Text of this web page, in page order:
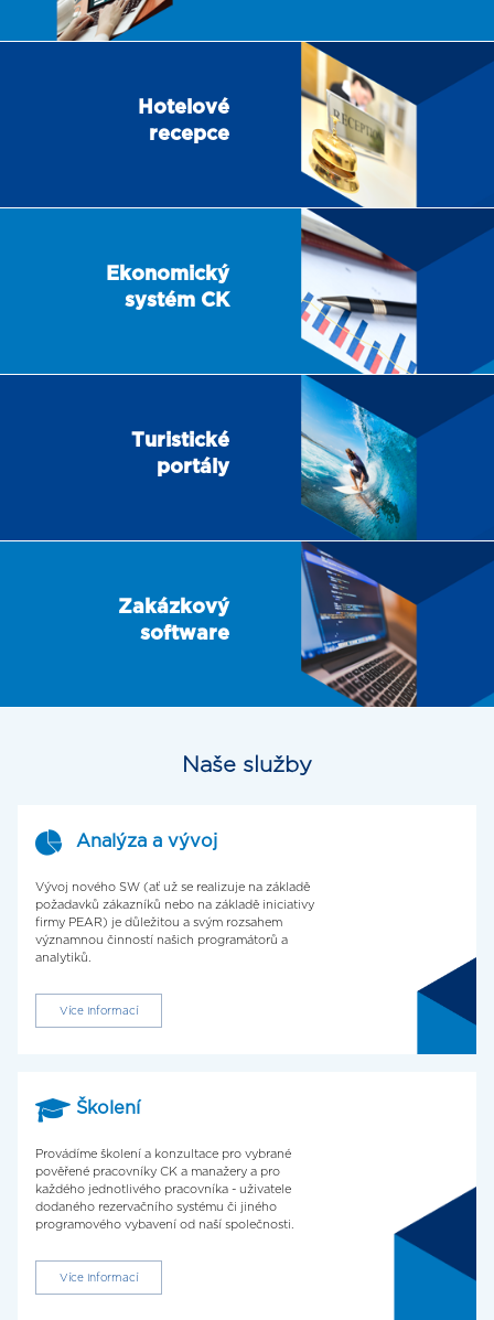
Hotelové
recepce
Ekonomický
systém CK
Turistické
portály
Zakázkový
software
Naše služby
Analýza a vývoj
Vývoj nového SW (ať už se realizuje na základě
požadavků zákazníků nebo na základě iniciativy
firmy PEAR) je důležitou a svým rozsahem
významnou činností našich programátorů a
analytiků.
Více informací
Školení
Provádíme školení a konzultace pro vybrané
pověřené pracovníky CK a manažery a pro
každého jednotlivého pracovníka - uživatele
dodaného rezervačního systému či jiného
programového vybavení od naší společnosti.
Více informací